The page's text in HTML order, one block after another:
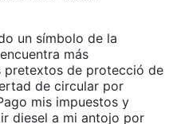
un símbolo de la
más
pretextos de protecció de
de circular por
mis impuestos y
diesel a mi antojo por